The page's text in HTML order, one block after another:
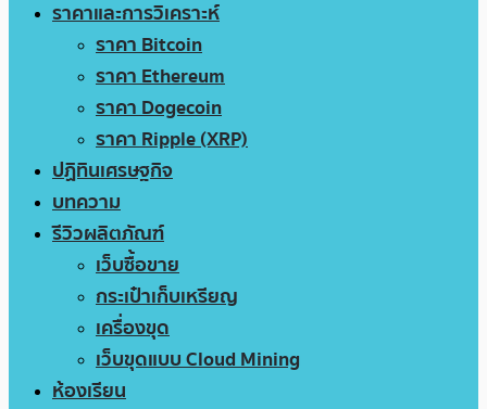
ราคาและการวิเคราะห์
ราคา Bitcoin
ราคา Ethereum
ราคา Dogecoin
ราคา Ripple (XRP)
ปฏิทินเศรษฐกิจ
บทความ
รีวิวผลิตภัณฑ์
เว็บซื้อขาย
กระเป๋าเก็บเหรียญ
เครื่องขุด
เว็บขุดแบบ Cloud Mining
ห้องเรียน